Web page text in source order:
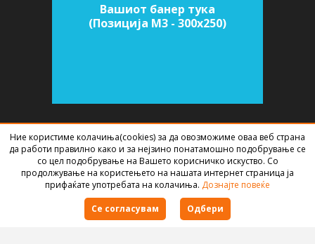
Вашиот банер тука
(Позиција M3 - 300х250)
СОФТВЕР ЗА АГЕНЦИИ ЗА НЕДВИЖНИНИИЗРАБОТЕН ОД BEST NET
STUDIO
Правила за користење
Ние користиме колачиња(cookies) за да овозможиме оваа веб страна
да работи правилно како и за нејзино понатамошно подобрување се
со цел подобрување на Вашето корисничко искуство. Со
продолжување на користењето на нашата интернет страница ја
прифаќате употребата на колачиња. Дознајте повеќе
Се согласувам
Одбери